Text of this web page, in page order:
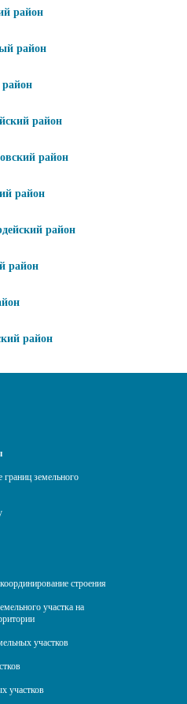
район
район
район
район
район
район
район
район
границ земельного
строения
участка на
участков
участков